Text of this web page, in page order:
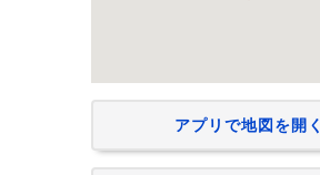
アプリで地図を開く